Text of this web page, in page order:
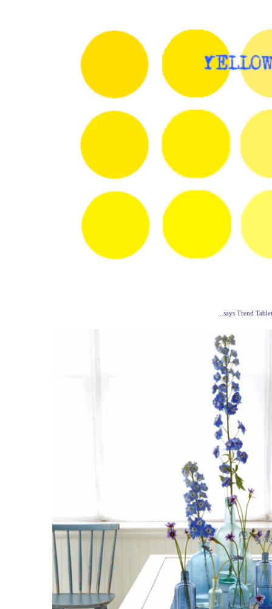
...says Trend